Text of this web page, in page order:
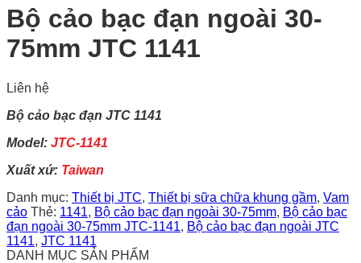
Bộ cảo bạc đạn ngoài 30-
75mm JTC 1141
Liên hệ
Bộ cảo bạc đạn JTC 1141
Model: JTC-1141
Xuất xứ: Taiwan
Danh mục: Thiết bị JTC, Thiết bị sữa chữa khung gầm, Vam
cảo Thẻ: 1141, Bộ cảo bạc đạn ngoài 30-75mm, Bộ cảo bạc
đạn ngoài 30-75mm JTC-1141, Bộ cảo bạc đạn ngoài JTC
1141, JTC 1141
DANH MỤC SẢN PHẨM